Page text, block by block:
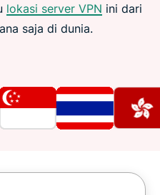
lokasi server VPN ini dari
saja di dunia.